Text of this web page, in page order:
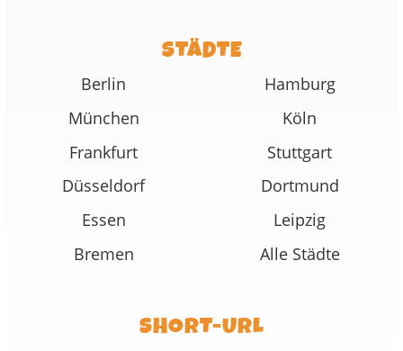
STÄDTE
Berlin
Hamburg
München
Köln
Frankfurt
Stuttgart
Düsseldorf
Dortmund
Essen
Leipzig
Bremen
Alle Städte
SHORT-URL